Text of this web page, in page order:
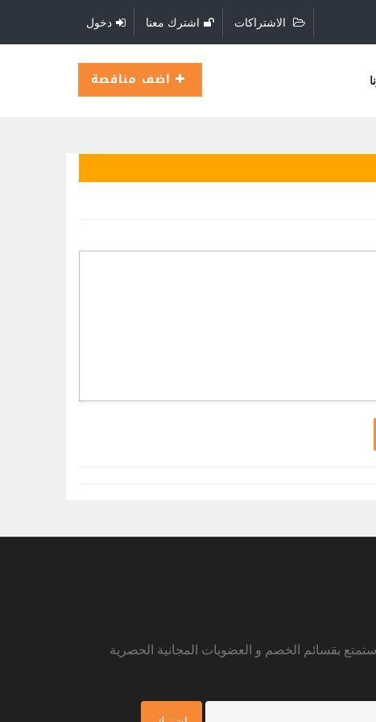
الاشتراكات اشترك معنا دخول
اضف مناقصة
بقسائم الخصم و العضويات المجانية الحصرية